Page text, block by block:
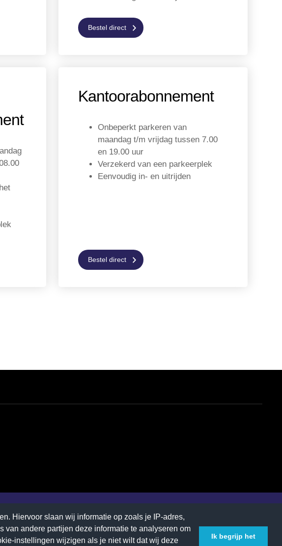
Hiervoor slaan wij informatie op zoals je IP-adres,
andere partijen deze informatie te analyseren om
instellingen wijzigen als je niet wilt dat wij deze
Ik begrijp het
Bestel direct
Kantoorabonnement
Onbeperkt parkeren van
maandag t/m vrijdag tussen 7.00
en 19.00 uur
Verzekerd van een parkeerplek
Eenvoudig in- en uitrijden
Bestel direct
Carière